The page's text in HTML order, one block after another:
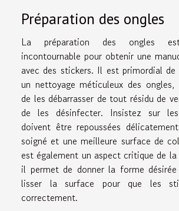
Préparation des ongles
La préparation des ongles
incontournable pour obtenir une
avec des stickers. Il est primordial de
un nettoyage méticuleux des
de les débarrasser de tout résidu de
de les désinfecter. Insistez sur
doivent être repoussées
soigné et une meilleure surface de
est également un aspect critique de
il permet de donner la forme
lisser la surface pour que les
correctement.